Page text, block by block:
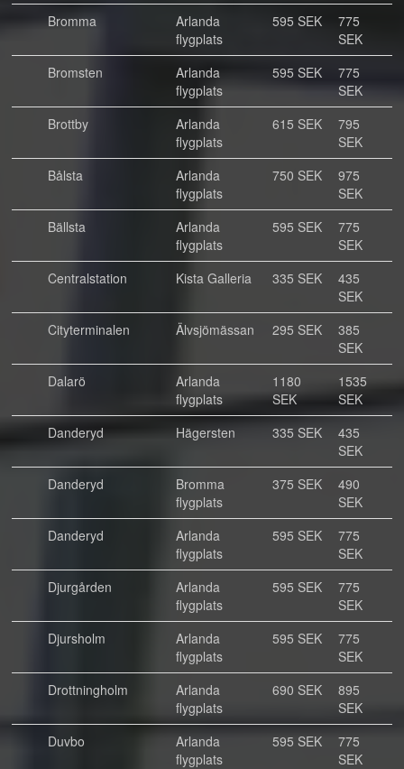
Bromma
Arlanda
flygplats
595 SEK
775
SEK
Bromsten
Arlanda
flygplats
595 SEK
775
SEK
Brottby
Arlanda
flygplats
615 SEK
795
SEK
Bålsta
Arlanda
flygplats
750 SEK
975
SEK
Bällsta
Arlanda
flygplats
595 SEK
775
SEK
Centralstation
Kista Galleria 335 SEK
435
SEK
Cityterminalen
Älvsjömässan 295 SEK
385
SEK
Dalarö
Arlanda
flygplats
1180
SEK
1535
SEK
Danderyd
Hägersten 335 SEK
435
SEK
Danderyd
Bromma
flygplats
375 SEK
490
SEK
Danderyd
Arlanda
flygplats
595 SEK
775
SEK
Djurgården
Arlanda
flygplats
595 SEK
775
SEK
Djursholm
Arlanda
flygplats
595 SEK
775
SEK
Drottningholm
Arlanda
flygplats
690 SEK
895
SEK
Duvbo
Arlanda
flygplats
595 SEK
775
SEK